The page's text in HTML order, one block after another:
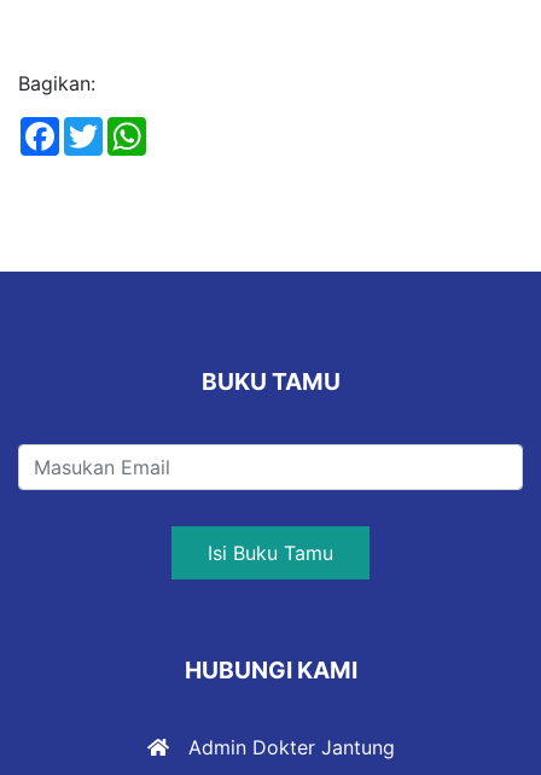
Bagikan:
Facebook
Twitter
BUKU TAMU
Isi Buku Tamu
HUBUNGI KAMI
Admin Dokter Jantung